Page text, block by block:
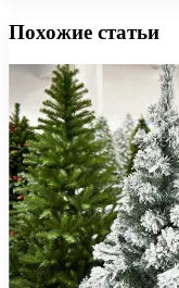
Похожие статьи